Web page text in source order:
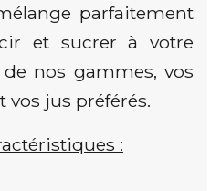
parfaitement
et sucrer à votre
nos gammes, vos
vos jus préférés.
: